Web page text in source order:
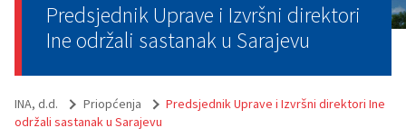
Predsjednik Uprave i Izvršni direktori
Ine održali sastanak u Sarajevu
INA, d.d. Priopćenja
Predsjednik Uprave i Izvršni direktori Ine
održali sastanak u Sarajevu